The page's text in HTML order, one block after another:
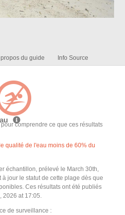
du guide Info Source
comprendre ce que ces résultats
qualité de l'eau moins de 60% du
échantillon, prélevé le March 30th,
jour le statut de cette plage dès que
Ces résultats ont été publiés
at 17:05.
de surveillance :